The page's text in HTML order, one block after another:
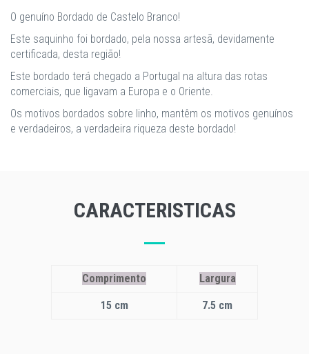
O genuíno Bordado de Castelo Branco!
Este saquinho foi bordado, pela nossa artesã, devidamente
certificada, desta região!
Este bordado terá chegado a Portugal na altura das rotas
comerciais, que ligavam a Europa e o Oriente.
Os motivos bordados sobre linho, mantêm os motivos genuínos
e verdadeiros, a verdadeira riqueza deste bordado!
CARACTERISTICAS
Comprimento Largura
15 cm 7.5 cm